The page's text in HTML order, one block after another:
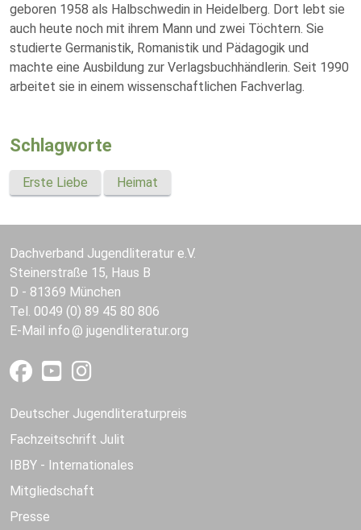
geboren 1958 als Halbschwedin in Heidelberg. Dort lebt sie
auch heute noch mit ihrem Mann und zwei Töchtern. Sie
studierte Germanistik, Romanistik und Pädagogik und
machte eine Ausbildung zur Verlagsbuchhändlerin. Seit 1990
arbeitet sie in einem wissenschaftlichen Fachverlag.
Schlagworte
Erste Liebe Heimat
Dachverband Jugendliteratur e.V.
Steinerstraße 15, Haus B
D - 81369 München
Tel. 0049 (0) 89 45 80 806
E-Mail info jugendliteratur.org
Deutscher Jugendliteraturpreis
Fachzeitschrift Julit
IBBY - Internationales
Mitgliedschaft
Presse